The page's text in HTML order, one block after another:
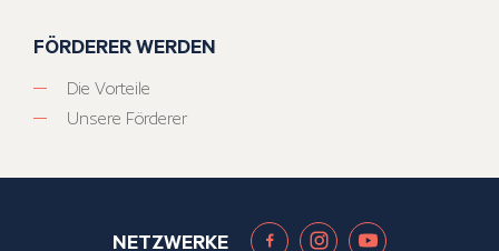
FÖRDERER WERDEN
Die Vorteile
Unsere Förderer
NETZWERKE